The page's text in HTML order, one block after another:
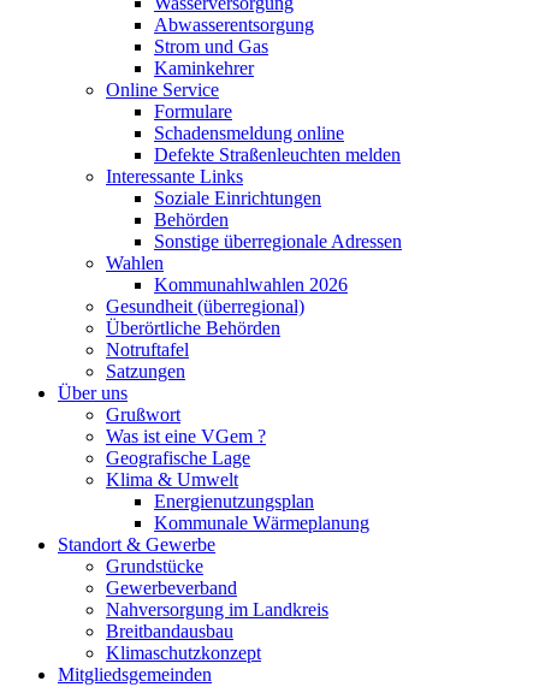
Abwasserentsorgung
Strom und Gas
Kaminkehrer
Online Service
Formulare
Schadensmeldung online
Defekte Straßenleuchten melden
Interessante Links
Soziale Einrichtungen
Behörden
Sonstige überregionale Adressen
Wahlen
Kommunahlwahlen 2026
Gesundheit (überregional)
Überörtliche Behörden
Notruftafel
Satzungen
Über uns
Grußwort
Was ist eine VGem ?
Geografische Lage
Klima & Umwelt
Energienutzungsplan
Kommunale Wärmeplanung
Standort & Gewerbe
Grundstücke
Gewerbeverband
Nahversorgung im Landkreis
Breitbandausbau
Klimaschutzkonzept
Mitgliedsgemeinden